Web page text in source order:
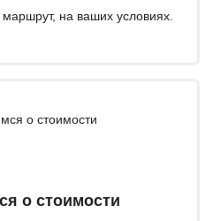
на ваших условиях.
о стоимости